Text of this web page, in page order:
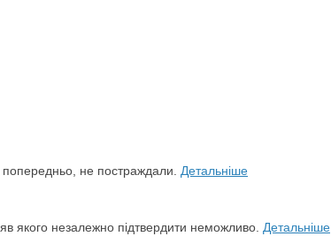
попередньо, не постраждали. Детальніше
якого незалежно підтвердити неможливо. Детальніше